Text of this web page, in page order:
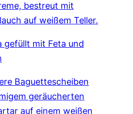
gefüllt mit Feta und